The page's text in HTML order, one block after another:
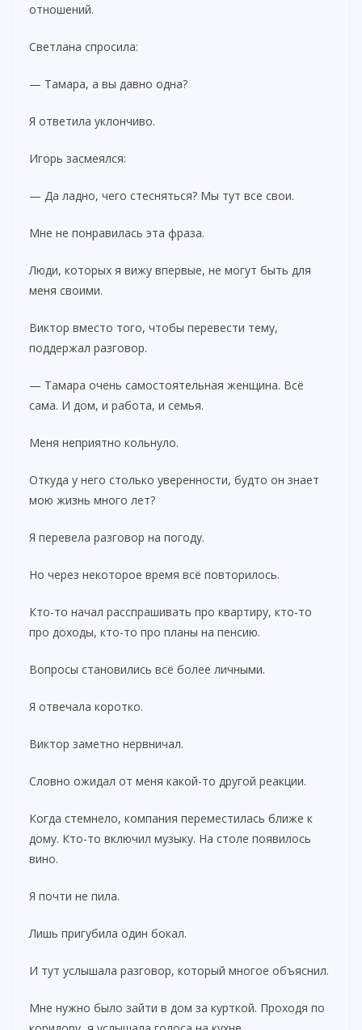
отношений.
Светлана спросила:
— Тамара, а вы давно одна?
Я ответила уклончиво.
Игорь засмеялся:
— Да ладно, чего стесняться? Мы тут все свои.
Мне не понравилась эта фраза.
Люди, которых я вижу впервые, не могут быть для
меня своими.
Виктор вместо того, чтобы перевести тему,
поддержал разговор.
— Тамара очень самостоятельная женщина. Всё
сама. И дом, и работа, и семья.
Меня неприятно кольнуло.
Откуда у него столько уверенности, будто он знает
мою жизнь много лет?
Я перевела разговор на погоду.
Но через некоторое время всё повторилось.
Кто-то начал расспрашивать про квартиру, кто-то
про доходы, кто-то про планы на пенсию.
Вопросы становились всё более личными.
Я отвечала коротко.
Виктор заметно нервничал.
Словно ожидал от меня какой-то другой реакции.
Когда стемнело, компания переместилась ближе к
дому. Кто-то включил музыку. На столе появилось
вино.
Я почти не пила.
Лишь пригубила один бокал.
И тут услышала разговор, который многое объяснил.
Мне нужно было зайти в дом за курткой. Проходя по